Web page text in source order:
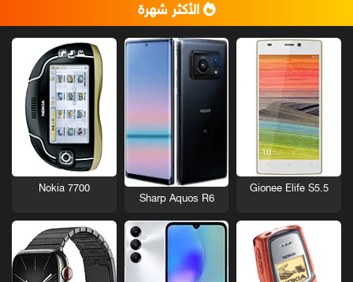
الأكثر شهرة
Gionee Elife S5.5
Sharp Aquos R6
Nokia 7700